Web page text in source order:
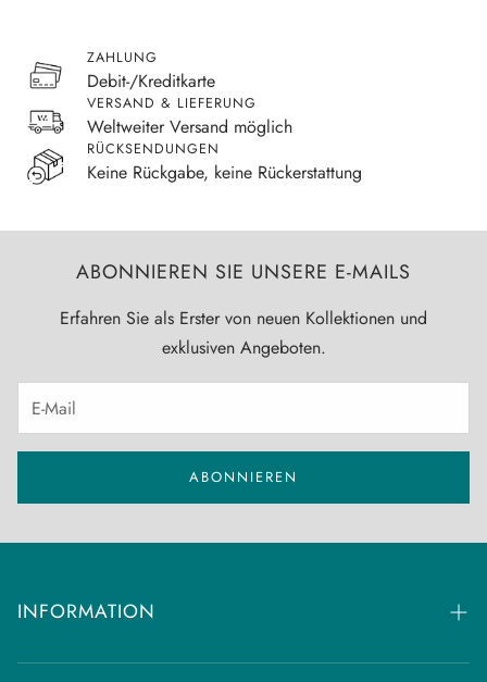
ZAHLUNG
Debit-/Kreditkarte
VERSAND & LIEFERUNG
Weltweiter Versand möglich
RÜCKSENDUNGEN
Keine Rückgabe, keine Rückerstattung
ABONNIEREN SIE UNSERE E-MAILS
Erfahren Sie als Erster von neuen Kollektionen und
exklusiven Angeboten.
ABONNIEREN
INFORMATION
Häufig gestellte Fragen